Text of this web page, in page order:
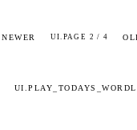
UI.PAGE 2 / 4